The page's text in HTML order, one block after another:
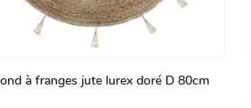
à franges jute lurex doré D 80cm